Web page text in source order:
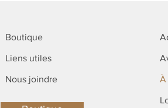
Boutique
Liens utiles
Nous joindre À